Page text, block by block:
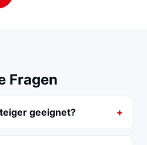
Fragen
geeignet?